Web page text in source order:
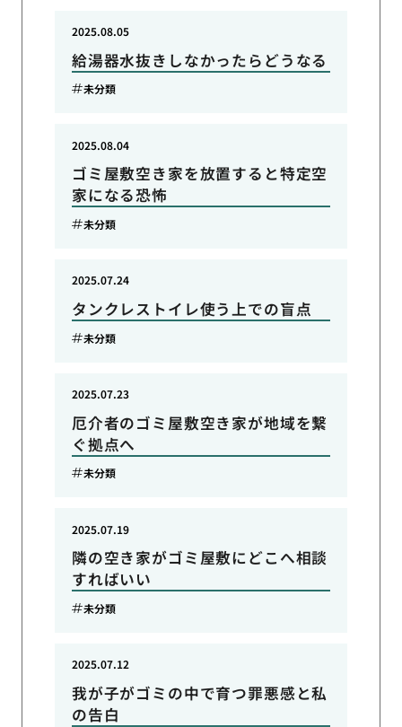
給湯器水抜きしなかったらどうなる
2025.08.05
未分類
ゴミ屋敷空き家を放置すると特定空
家になる恐怖
2025.08.04
未分類
タンクレストイレ使う上での盲点
2025.07.24
未分類
厄介者のゴミ屋敷空き家が地域を繋
ぐ拠点へ
2025.07.23
未分類
隣の空き家がゴミ屋敷にどこへ相談
すればいい
2025.07.19
未分類
我が子がゴミの中で育つ罪悪感と私
の告白
2025.07.12